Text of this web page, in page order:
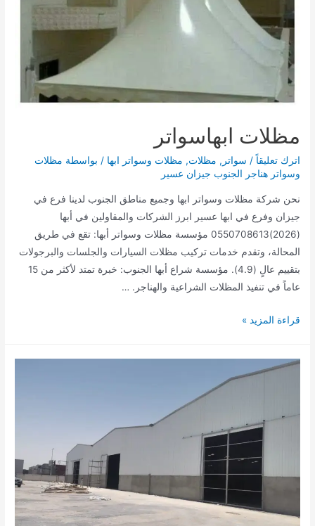
مظلات ابهاسواتر
اترك تعليقاً / سواتر , مظلات, مظلات وسواتر ابها / بواسطة مظلات
وسواتر هناجر الجنوب جيزان عسير
نحن شركة مظلات وسواتر ابها وجميع مناطق الجنوب لدينا فرع في
جيزان وفرع في ابها عسير ابرز الشركات والمقاولين في أبها
(2026)0550708613 مؤسسة مظلات وسواتر أبها: تقع في طريق
المحالة، وتقدم خدمات تركيب مظلات السيارات والجلسات والبرجولات
بتقييم عالٍ (4.9). مؤسسة شراع أبها الجنوب: خبرة تمتد لأكثر من 15
عاماً في تنفيذ المظلات الشراعية والهناجر. …
مظلات
قراءة المزيد »